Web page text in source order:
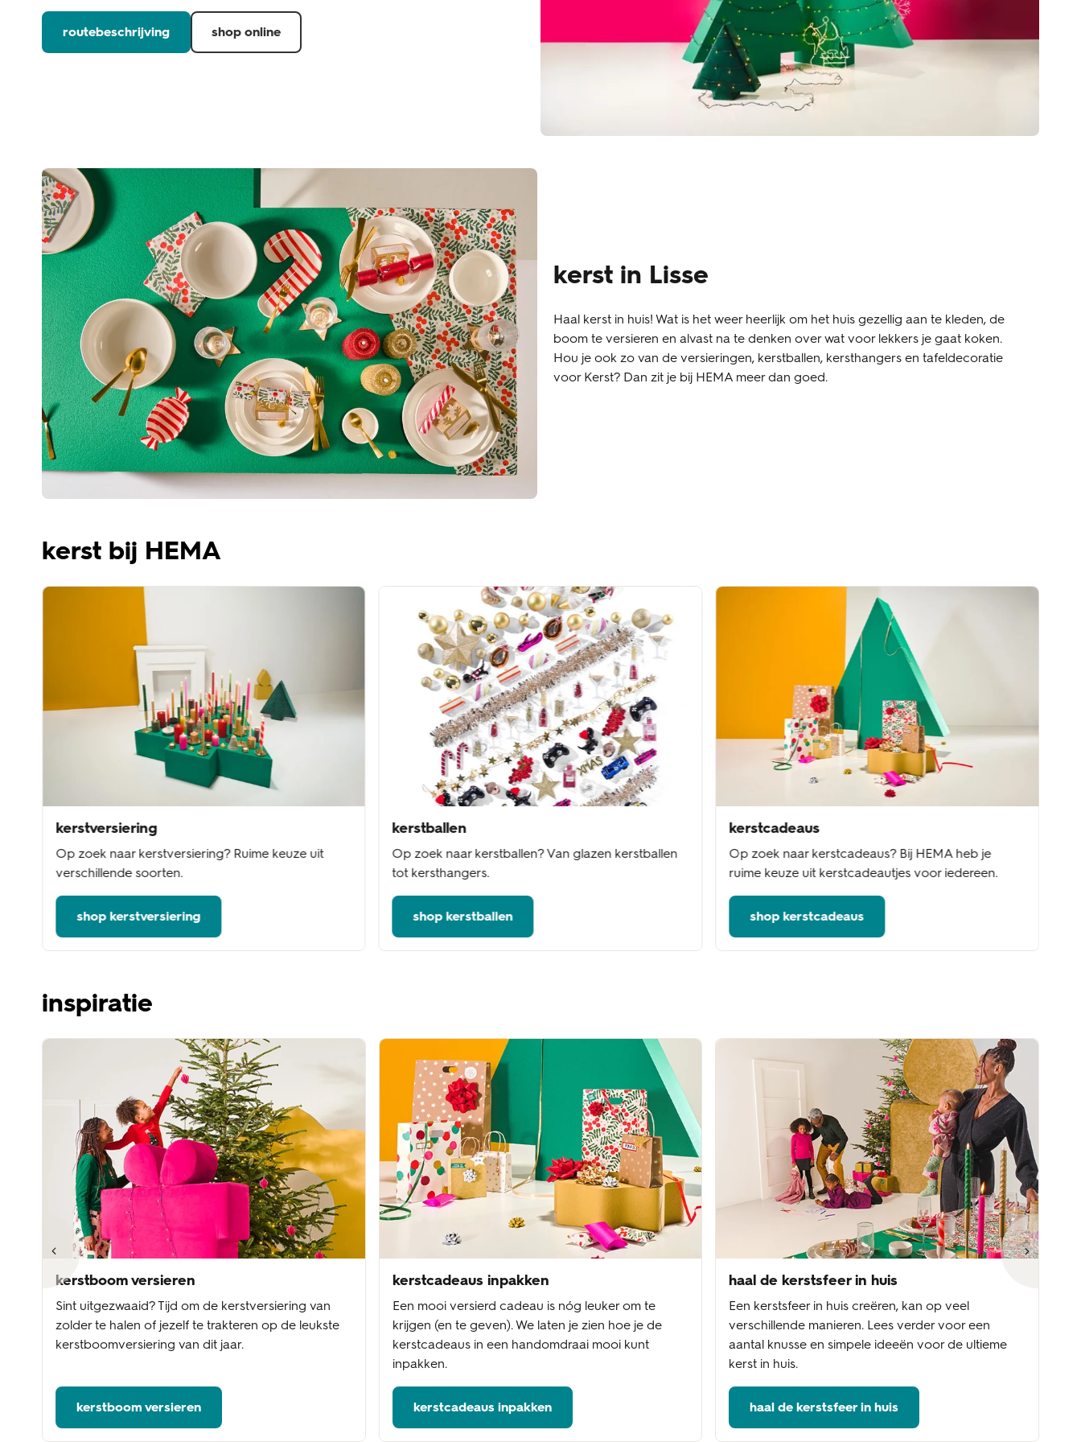
routebeschrijving shop online
kerst in Lisse
Haal kerst in huis! Wat is het weer heerlijk om het huis gezellig aan te kleden, de
boom te versieren en alvast na te denken over wat voor lekkers je gaat koken.
Hou je ook zo van de versieringen, kerstballen, kersthangers en tafeldecoratie
voor Kerst? Dan zit je bij HEMA meer dan goed.
kerst bij HEMA
kerstversiering
Op zoek naar kerstversiering? Ruime keuze uit
verschillende soorten.
shop kerstversiering
kerstballen
Op zoek naar kerstballen? Van glazen kerstballen
tot kersthangers.
shop kerstballen
kerstcadeaus
Op zoek naar kerstcadeaus? Bij HEMA heb je
ruime keuze uit kerstcadeautjes voor iedereen.
shop kerstcadeaus
inspiratie
kerstboom versieren
Sint uitgezwaaid? Tijd om de kerstversiering van
zolder te halen of jezelf te trakteren op de leukste
kerstboomversiering van dit jaar.
kerstboom versieren
kerstcadeaus inpakken
Een mooi versierd cadeau is nóg leuker om te
krijgen (en te geven). We laten je zien hoe je de
kerstcadeaus in een handomdraai mooi kunt
inpakken.
kerstcadeaus inpakken
haal de kerstsfeer in huis
Een kerstsfeer in huis creëren, kan op veel
verschillende manieren. Lees verder voor een
aantal knusse en simpele ideeën voor de ultieme
kerst in huis.
haal de kerstsfeer in huis